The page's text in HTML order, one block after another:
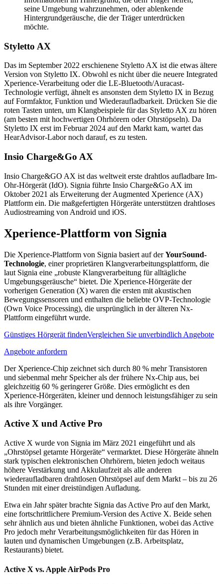
seine Umgebung wahrzunehmen, oder ablenkende
Hintergrundgeräusche, die der Träger unterdrücken
möchte.
Styletto AX
Das im September 2022 erschienene Styletto AX ist die etwas ältere
Version von Styletto IX. Obwohl es nicht über die neuere Integrated
Xperience-Verarbeitung oder die LE-Bluetooth/Auracast-
Technologie verfügt, ähnelt es ansonsten dem Styletto IX in Bezug
auf Formfaktor, Funktion und Wiederaufladbarkeit. Drücken Sie die
roten Tasten unten, um Klangbeispiele für das Styletto AX zu hören
(am besten mit hochwertigen Ohrhörern oder Ohrstöpseln). Da
Styletto IX erst im Februar 2024 auf den Markt kam, wartet das
HearAdvisor-Labor noch darauf, es zu testen.
Insio Charge&Go AX
Insio Charge&GO AX ist das weltweit erste drahtlos aufladbare Im-
Ohr-Hörgerät (IdO). Signia führte Insio Charge&Go AX im
Oktober 2021 als Erweiterung der Augmented Xperience (AX)
Plattform ein. Die maßgefertigten Hörgeräte unterstützen drahtloses
Audiostreaming von Android und iOS.
Xperience-Plattform von Signia
Die Xperience-Plattform von Signia basiert auf derYourSound-
Technologie, einer proprietären Klangverarbeitungsplattform, die
laut Signia eine „robuste Klangverarbeitung für alltägliche
Umgebungsgeräusche“ bietet. Die Xperience-Hörgeräte der
vorherigen Generation (X) waren die ersten mit akustischen
Bewegungssensoren und enthalten die beliebte OVP-Technologie
(Own Voice Processing), die ursprünglich in der älteren Nx-
Plattform eingeführt wurde.
Günstiges Hörgerät findenVergleichen Sie unverbindlich Angebote
Angebote anfordern
Der Xperience-Chip zeichnet sich durch 80 % mehr Transistoren
und siebenmal mehr Speicher als der frühere Nx-Chip aus, bei
gleichzeitig 60 % geringerer Größe. Dies ermöglicht es den
Xperience-Hörgeräten, kleiner und dennoch leistungsfähiger zu sein
als ihre Vorgänger.
Active X und Active Pro
Active X wurde von Signia im März 2021 eingeführt und als
„Ohrstöpsel getarnte Hörgeräte“ vermarktet. Diese Hörgeräte ähneln
stark typischen elektronischen Ohrhörern, bieten jedoch weitaus
höhere Verstärkung und Akkulaufzeit als alle anderen
wiederaufladbaren drahtlosen Ohrstöpsel auf dem Markt – bis zu 26
Stunden mit einer dreistündigen Aufladung.
Etwa ein Jahr später brachte Signia das Active Pro auf den Markt,
eine fortschrittlichere Premium-Version des Active X. Beide sehen
sehr ähnlich aus und bieten ähnliche Funktionen, wobei das Active
Pro jedoch mehr Verarbeitungsmöglichkeiten für das Hören in
lauten und dynamischen Umgebungen (z.B. Arbeitsplatz,
Restaurants) bietet.
Active X vs. Apple AirPods Pro